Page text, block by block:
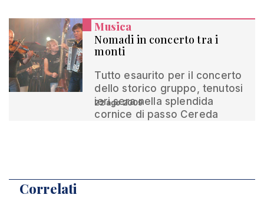
Musica
Nomadi in concerto tra i
monti
Tutto esaurito per il concerto
dello storico gruppo, tenutosi
ieri sera nella splendida
cornice di passo Cereda
22 ago 2009
Correlati